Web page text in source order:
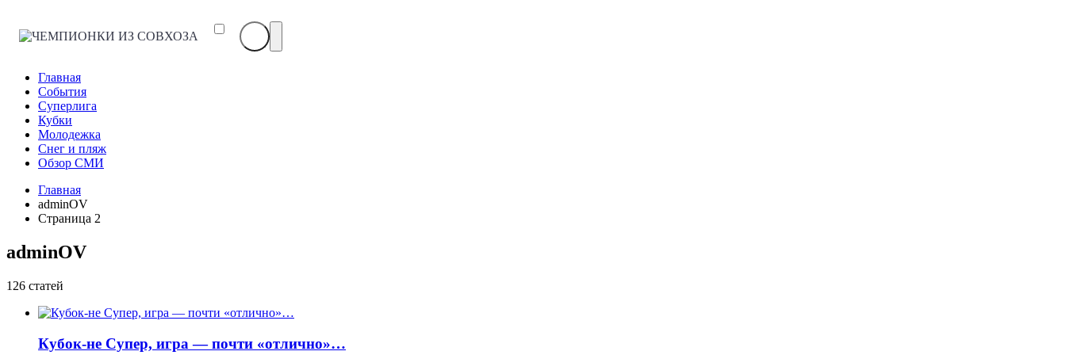
ЧЕМПИОНКИ
Главная
События
Суперлига
Кубки
Молодежка
Снег и пляж
Обзор СМИ
Главная
adminOV
Страница 2
adminOV
126 статей
Кубок-не Супер, игра — почти «отлично»…